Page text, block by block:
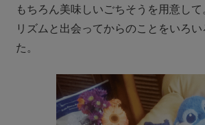
もちろん美味しいごちそうを用意して
リズムと出会ってからのことをいろ
た。